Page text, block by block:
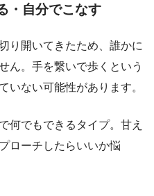
・自分でこなす
り開いてきたため、誰かに
ん。手を繋いで歩くという
いない可能性があります。
何でもできるタイプ。甘え
ローチしたらいいか悩